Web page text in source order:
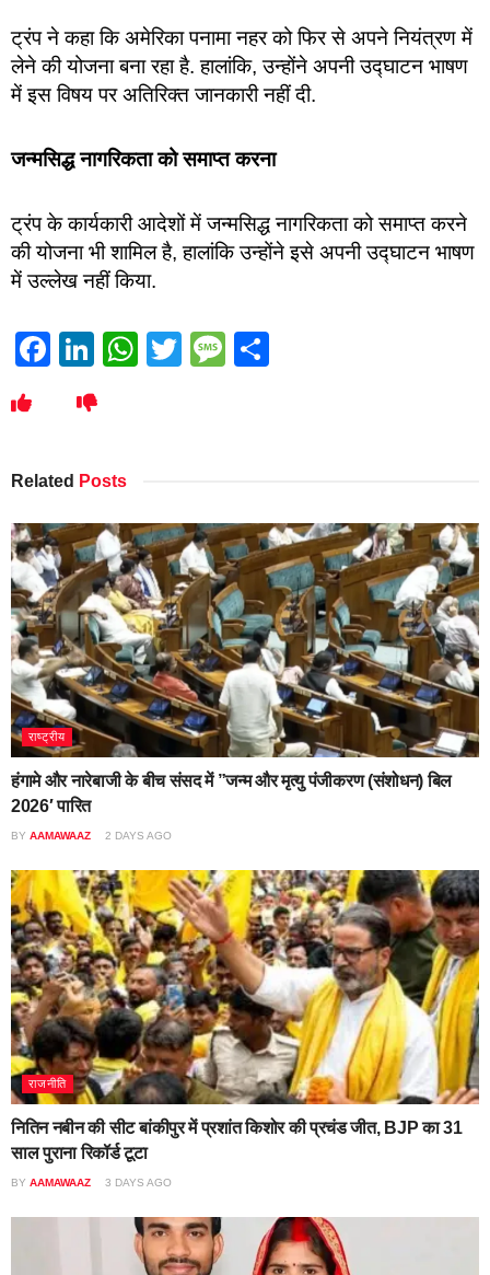
ट्रंप ने कहा कि अमेरिका पनामा नहर को फिर से अपने नियंत्रण में
लेने की योजना बना रहा है. हालांकि, उन्होंने अपनी उद्घाटन भाषण
में इस विषय पर अतिरिक्त जानकारी नहीं दी.
जन्मसिद्ध नागरिकता को समाप्त करना
ट्रंप के कार्यकारी आदेशों में जन्मसिद्ध नागरिकता को समाप्त करने
की योजना भी शामिल है, हालांकि उन्होंने इसे अपनी उद्घाटन भाषण
में उल्लेख नहीं किया.
Facebook
LinkedIn
WhatsApp
TwitterMessage
Related Posts
राष्ट्रीय
हंगामे और नारेबाजी के बीच संसद में ”जन्म और मृत्यु पंजीकरण (संशोधन) बिल
2026′ पारित
BY AAMAWAAZ 2 DAYS AGO
राजनीति
नितिन नबीन की सीट बांकीपुर में प्रशांत किशोर की प्रचंड जीत, BJP का 31
साल पुराना रिकॉर्ड टूटा
BY AAMAWAAZ 3 DAYS AGO